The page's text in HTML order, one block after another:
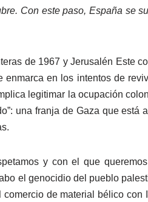
Con este paso, España se
de 1967 y Jerusalén Este
enmarca en los intentos de
legitimar la ocupación
una franja de Gaza que está
y con el que
el genocidio del pueblo
de material bélico con